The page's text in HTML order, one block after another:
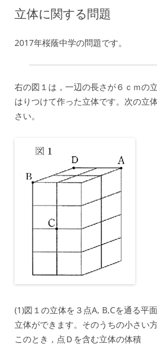
立体に関する問題
2017年桜蔭中学の問題です。
右の図１は，一辺の長さが６ｃｍの
はりつけて作った立体です。次の立
さい。
(1)図１の立体を３点A, B,Cを通る平
立体ができます。そのうちの小さい
このとき，点Ｄを含む立体の体積